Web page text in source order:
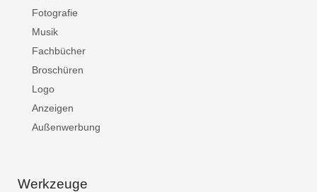
Fotografie
Musik
Fachbücher
Broschüren
Logo
Anzeigen
Außenwerbung
Werkzeuge